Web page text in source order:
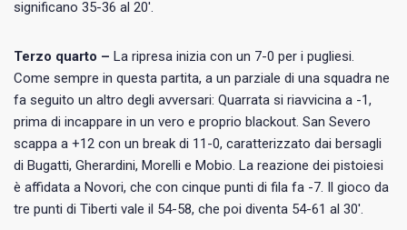
significano 35-36 al 20′.
Terzo quarto – La ripresa inizia con un 7-0 per i pugliesi.
Come sempre in questa partita, a un parziale di una squadra ne
fa seguito un altro degli avversari: Quarrata si riavvicina a -1,
prima di incappare in un vero e proprio blackout. San Severo
scappa a +12 con un break di 11-0, caratterizzato dai bersagli
di Bugatti, Gherardini, Morelli e Mobio. La reazione dei pistoiesi
è affidata a Novori, che con cinque punti di fila fa -7. Il gioco da
tre punti di Tiberti vale il 54-58, che poi diventa 54-61 al 30′.